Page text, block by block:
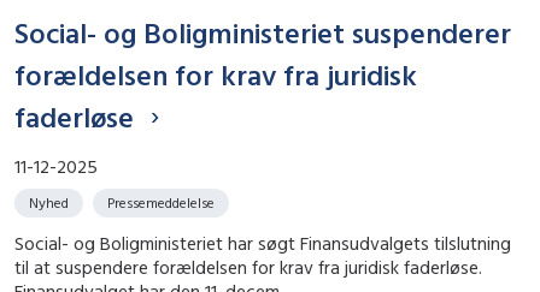
Social- og Boligministeriet suspenderer
forældelsen for krav fra juridisk
faderløse
11-12-2025
Nyhed Pressemeddelelse
Social- og Boligministeriet har søgt Finansudvalgets tilslutning
til at suspendere forældelsen for krav fra juridisk faderløse.